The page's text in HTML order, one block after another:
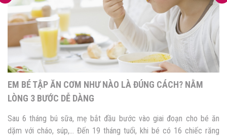
4 PHƯƠNG PHÁP ĂN DẶM CHO BÉ PHỔ BIẾN NHẤT HIỆN
NAY
Quá trình phát triển trưởng thành của con không thể thiếu giai đoạn
ăn dặm. Đây không chỉ là cơ hội giúp bé hình thành thói quen, kỹ